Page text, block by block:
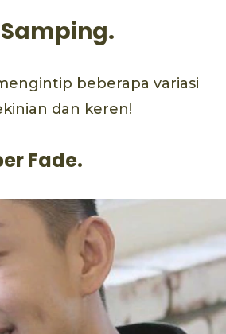
beberapa variasi
dan keren!
Fade.